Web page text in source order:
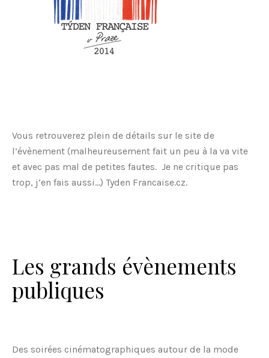
Vous retrouverez plein de détails sur le site de
l’évènement (malheureusement fait un peu à la va vite
et avec pas mal de petites fautes. Je ne critique pas
trop, j’en fais aussi…) Tyden Francaise.cz.
Les grands évènements
publiques
Des soirées cinématographiques autour de la mode